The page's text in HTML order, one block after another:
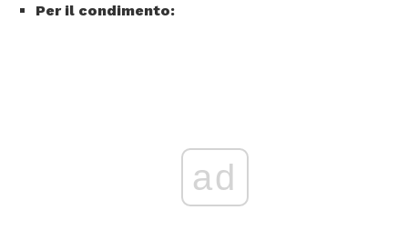
Per il condimento:
ad